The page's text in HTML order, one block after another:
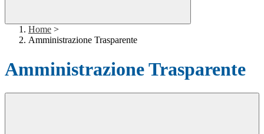
Home >
Amministrazione Trasparente
Amministrazione Trasparente